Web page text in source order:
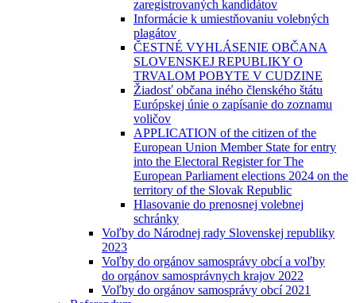
zaregistrovaných kandidátov
Informácie k umiestňovaniu volebných
plagátov
ČESTNÉ VYHLÁSENIE OBČANA
SLOVENSKEJ REPUBLIKY O
TRVALOM POBYTE V CUDZINE
Žiadosť občana iného členského štátu
Európskej únie o zapísanie do zoznamu
voličov
APPLICATION of the citizen of the
European Union Member State for entry
into the Electoral Register for The
European Parliament elections 2024 on the
territory of the Slovak Republic
Hlasovanie do prenosnej volebnej
schránky
Voľby do Národnej rady Slovenskej republiky
2023
Voľby do orgánov samosprávy obcí a voľby
do orgánov samosprávnych krajov 2022
Voľby do orgánov samosprávy obcí 2021